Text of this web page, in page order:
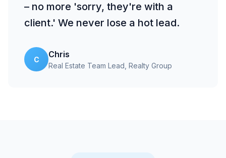
– no more 'sorry, they're with a
client.' We never lose a hot lead.
C
Chris
Real Estate Team Lead , Realty Group